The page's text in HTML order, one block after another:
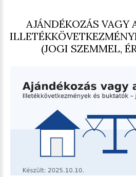
AJÁNDÉKOZÁS VAGY
(JOGI SZEMMEL,